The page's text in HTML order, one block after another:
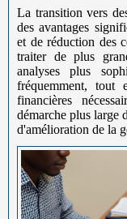
La transition vers
des avantages
et de réduction des
traiter de plus
analyses plus
fréquemment, tout
financières
démarche plus large
d'amélioration de la